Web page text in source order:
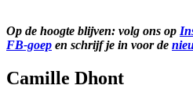
Op de hoogte blijven: volg ons op
FB-goep en schrijf je in voor de
Camille Dhont